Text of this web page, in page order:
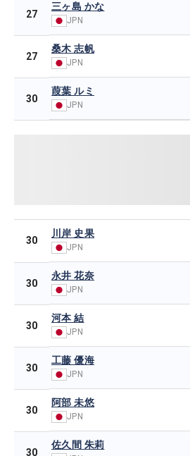
27
三ヶ島 かな
JPN
27
桑木 志帆
JPN
30
葭葉 ルミ
JPN
30
川岸 史果
JPN
30
永井 花奈
JPN
30
河本 結
JPN
30
工藤 優海
JPN
30
阿部 未悠
JPN
30
佐久間 朱莉